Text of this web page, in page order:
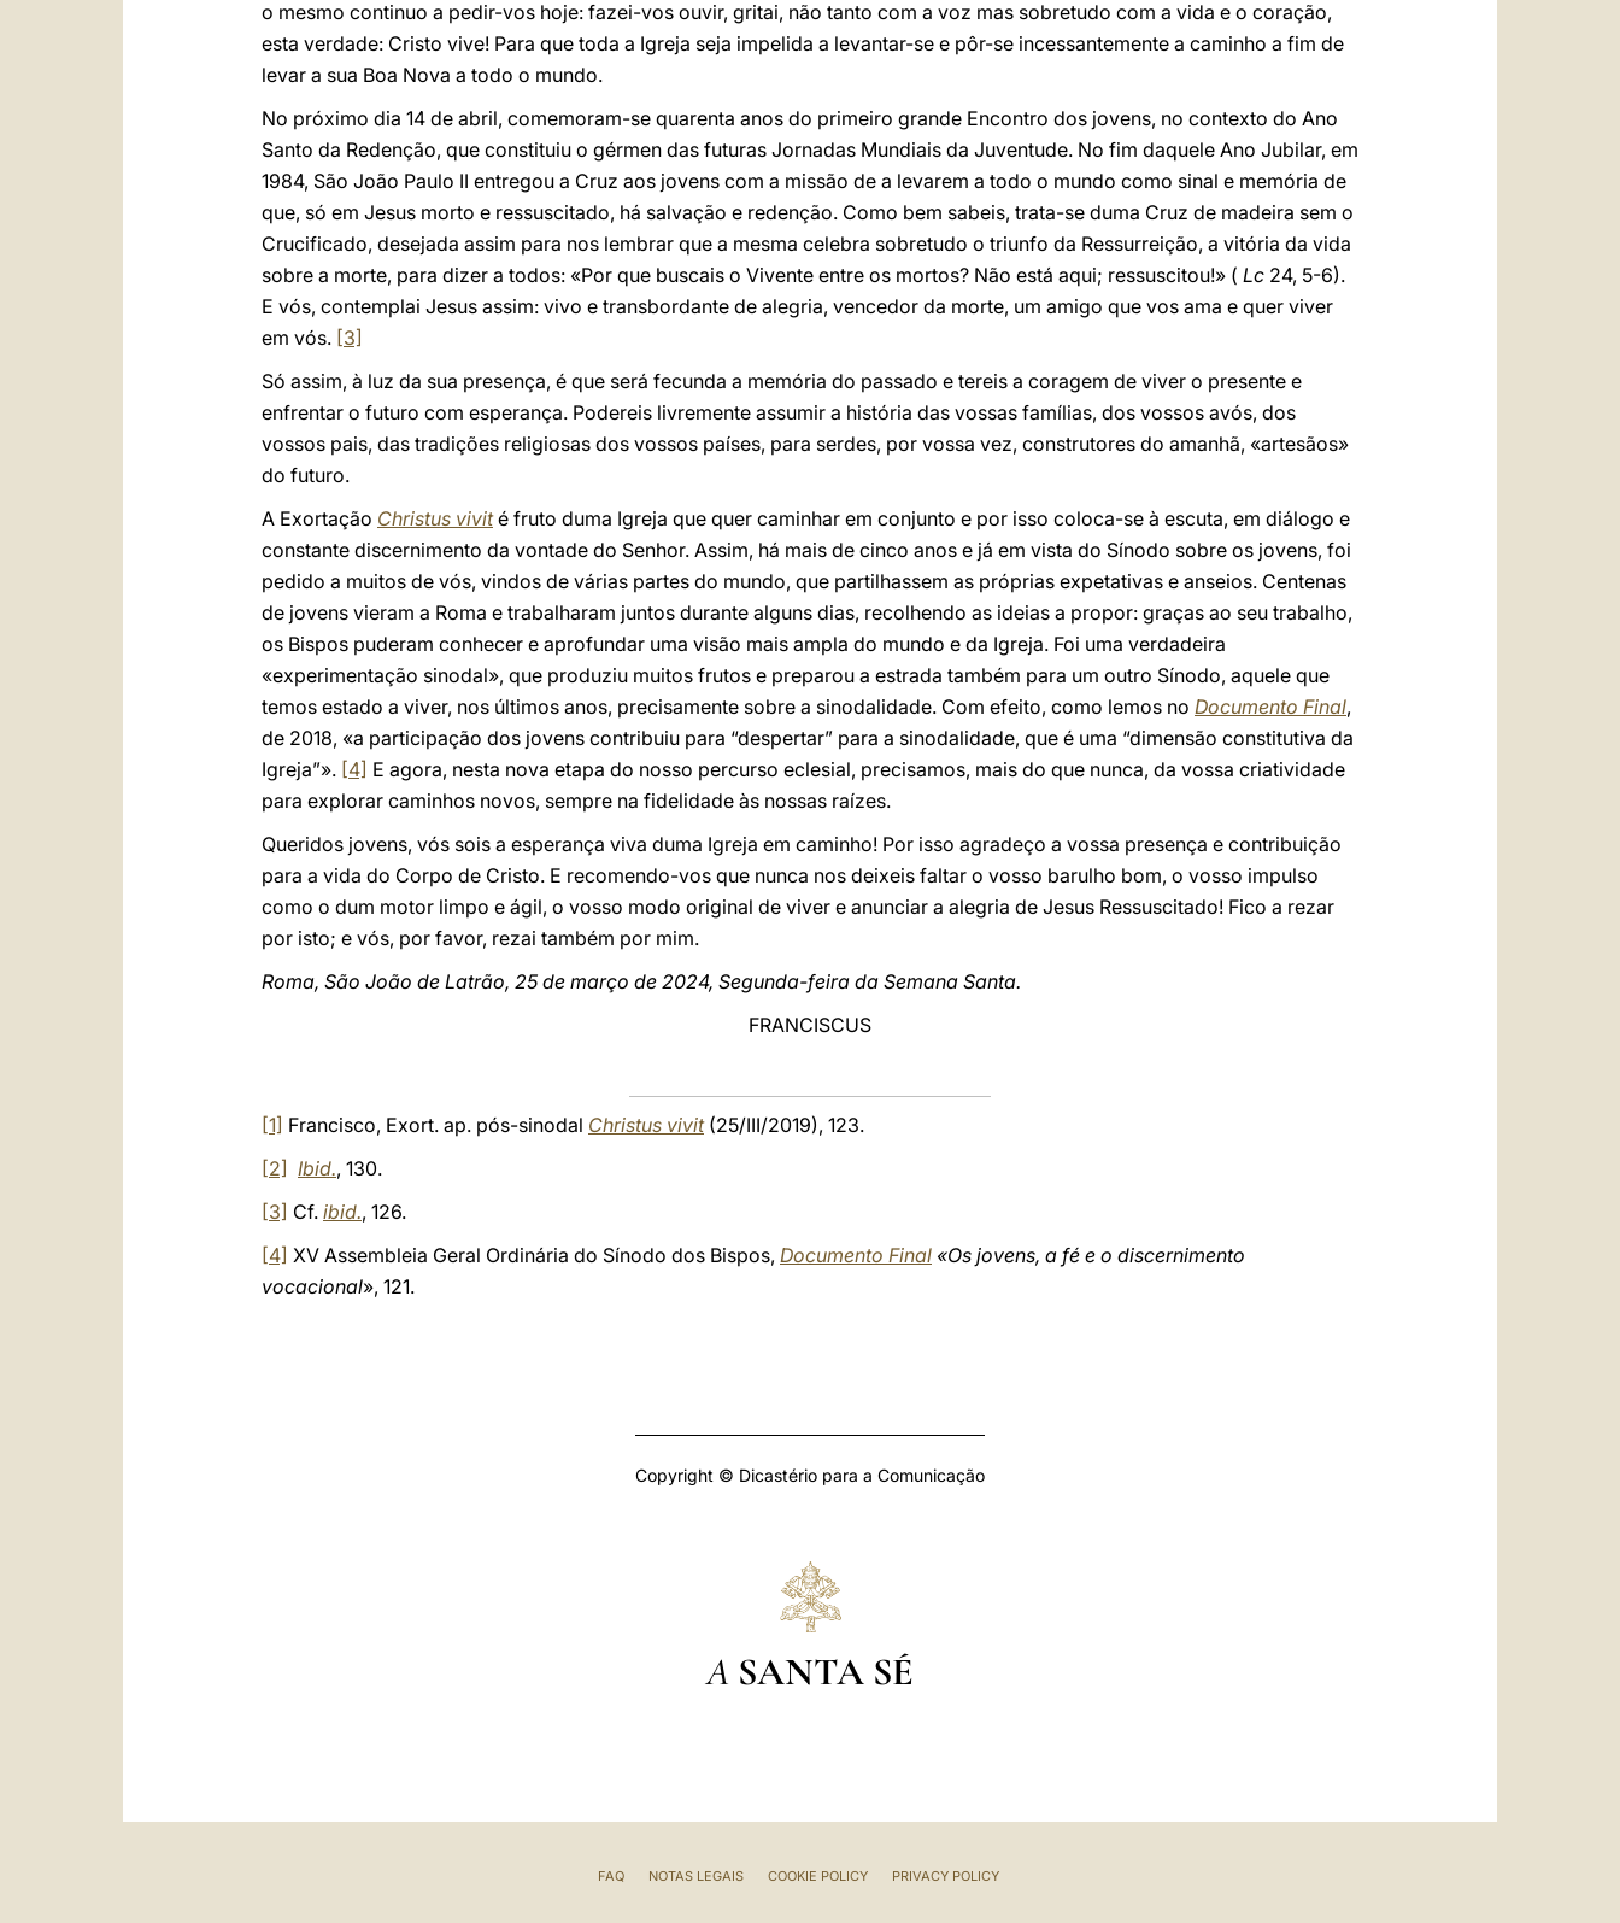
o mesmo continuo a pedir-vos hoje: fazei-vos ouvir, gritai, não tanto com a voz mas sobretudo com a vida e o coração,
esta verdade: Cristo vive! Para que toda a Igreja seja impelida a levantar-se e pôr-se incessantemente a caminho a fim de
levar a sua Boa Nova a todo o mundo.
No próximo dia 14 de abril, comemoram-se quarenta anos do primeiro grande Encontro dos jovens, no contexto do Ano
Santo da Redenção, que constituiu o gérmen das futuras Jornadas Mundiais da Juventude. No fim daquele Ano Jubilar, em
1984, São João Paulo II entregou a Cruz aos jovens com a missão de a levarem a todo o mundo como sinal e memória de
que, só em Jesus morto e ressuscitado, há salvação e redenção. Como bem sabeis, trata-se duma Cruz de madeira sem o
Crucificado, desejada assim para nos lembrar que a mesma celebra sobretudo o triunfo da Ressurreição, a vitória da vida
sobre a morte, para dizer a todos: «Por que buscais o Vivente entre os mortos? Não está aqui; ressuscitou!» ( Lc 24, 5-6).
E vós, contemplai Jesus assim: vivo e transbordante de alegria, vencedor da morte, um amigo que vos ama e quer viver
em vós. [3]
Só assim, à luz da sua presença, é que será fecunda a memória do passado e tereis a coragem de viver o presente e
enfrentar o futuro com esperança. Podereis livremente assumir a história das vossas famílias, dos vossos avós, dos
vossos pais, das tradições religiosas dos vossos países, para serdes, por vossa vez, construtores do amanhã, «artesãos»
do futuro.
A Exortação Christus vivité fruto duma Igreja que quer caminhar em conjunto e por isso coloca-se à escuta, em diálogo e
constante discernimento da vontade do Senhor. Assim, há mais de cinco anos e já em vista do Sínodo sobre os jovens, foi
pedido a muitos de vós, vindos de várias partes do mundo, que partilhassem as próprias expetativas e anseios. Centenas
de jovens vieram a Roma e trabalharam juntos durante alguns dias, recolhendo as ideias a propor: graças ao seu trabalho,
os Bispos puderam conhecer e aprofundar uma visão mais ampla do mundo e da Igreja. Foi uma verdadeira
«experimentação sinodal», que produziu muitos frutos e preparou a estrada também para um outro Sínodo, aquele que
temos estado a viver, nos últimos anos, precisamente sobre a sinodalidade. Com efeito, como lemos no Documento Final,
de 2018, «a participação dos jovens contribuiu para “despertar” para a sinodalidade, que é uma “dimensão constitutiva da
Igreja”». [4] E agora, nesta nova etapa do nosso percurso eclesial, precisamos, mais do que nunca, da vossa criatividade
para explorar caminhos novos, sempre na fidelidade às nossas raízes.
Queridos jovens, vós sois a esperança viva duma Igreja em caminho! Por isso agradeço a vossa presença e contribuição
para a vida do Corpo de Cristo. E recomendo-vos que nunca nos deixeis faltar o vosso barulho bom, o vosso impulso
como o dum motor limpo e ágil, o vosso modo original de viver e anunciar a alegria de Jesus Ressuscitado! Fico a rezar
por isto; e vós, por favor, rezai também por mim.
Roma, São João de Latrão, 25 de março de 2024, Segunda-feira da Semana Santa.
FRANCISCUS
[1] Francisco, Exort. ap. pós-sinodal Christus vivit(25/III/2019), 123.
[2] Ibid., 130.
[3] Cf. ibid., 126.
[4] XV Assembleia Geral Ordinária do Sínodo dos Bispos, Documento Final «Os jovens, a fé e o discernimento
vocacional», 121.
Copyright © Dicastério para a Comunicação
A SANTA SÉ
FAQ NOTAS LEGAIS COOKIE POLICY PRIVACY POLICY